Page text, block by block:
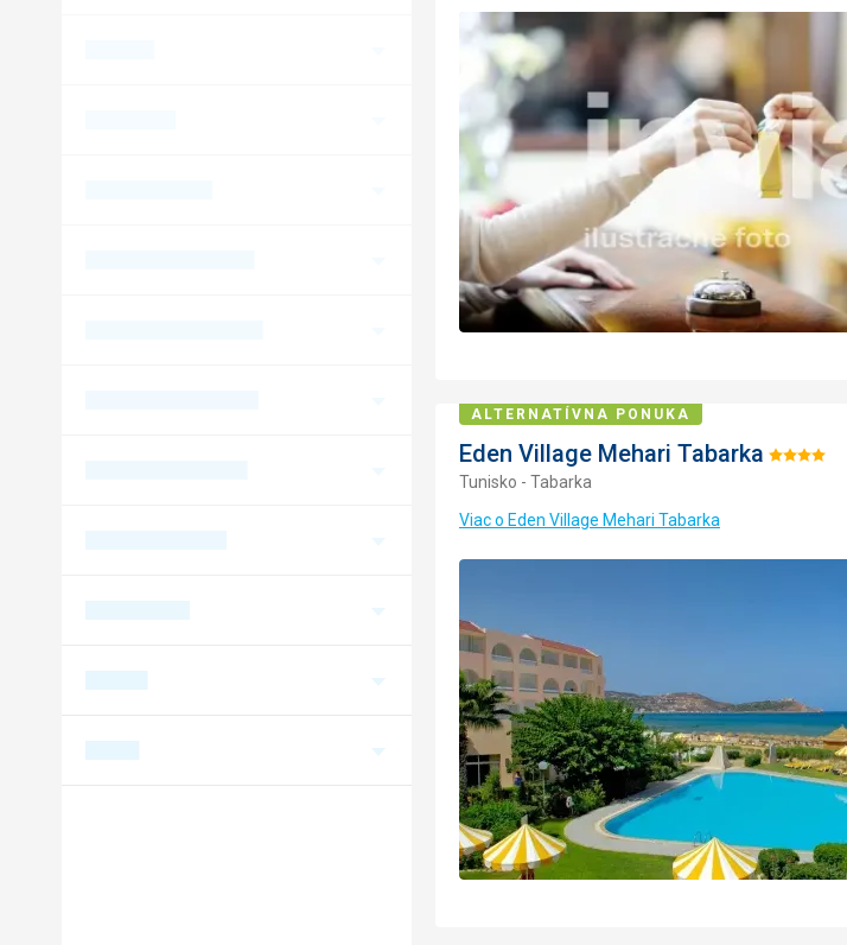
Eden Village Mehari Tabarka
Tunisko - Tabarka
Viac o Eden Village Mehari Tabarka
ALTERNATÍVNA PONUKA